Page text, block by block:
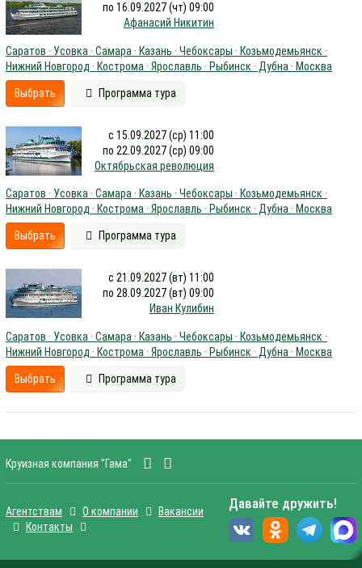
по 16.09.2027 (чт) 09:00
Афанасий Никитин
Саратов · Усовка · Самара · Казань · Чебоксары · Козьмодемьянск ·
Нижний Новгород · Кострома · Ярославль · Рыбинск · Дубна · Москва
Выбрать Программа тура
с 15.09.2027 (ср) 11:00
по 22.09.2027 (ср) 09:00
Октябрьская революция
Саратов · Усовка · Самара · Казань · Чебоксары · Козьмодемьянск ·
Нижний Новгород · Кострома · Ярославль · Рыбинск · Дубна · Москва
Выбрать Программа тура
с 21.09.2027 (вт) 11:00
по 28.09.2027 (вт) 09:00
Иван Кулибин
Саратов · Усовка · Самара · Казань · Чебоксары · Козьмодемьянск ·
Нижний Новгород · Кострома · Ярославль · Рыбинск · Дубна · Москва
Выбрать Программа тура
Круизная компания "Гама"
Агентствам О компании
Вакансии
Контакты
Давайте дружить!